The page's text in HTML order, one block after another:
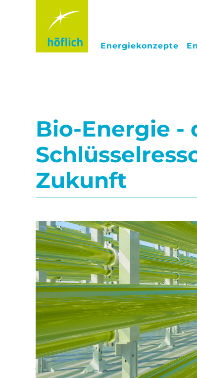
Energiekonzepte
Bio-Energie -
Zukunft